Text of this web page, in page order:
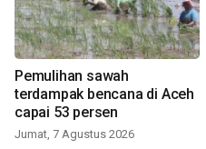
Pemulihan sawah
terdampak bencana di Aceh
capai 53 persen
Jumat, 7 Agustus 2026